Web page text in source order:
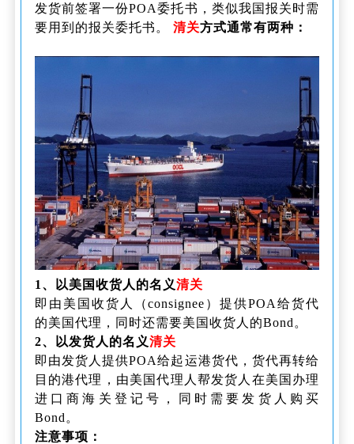
发货前签署一份POA委托书，类似我国报关时需
要用到的报关委托书。
清关方式通常有两种：
1、以美国收货人的名义清关
即由美国收货人（consignee）提供POA给货代
的美国代理，同时还需要美国收货人的Bond。
2、以发货人的名义清关
即由发货人提供POA给起运港货代，货代再转给
目的港代理，由美国代理人帮发货人在美国办理
进口商海关登记号，同时需要发货人购买
Bond。
注意事项：